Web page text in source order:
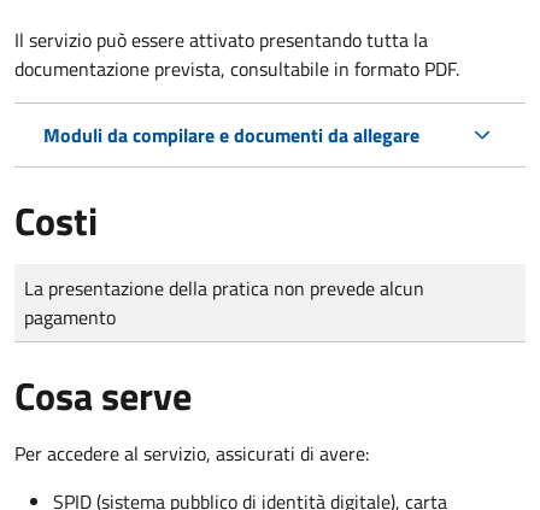
Il servizio può essere attivato presentando tutta la
documentazione prevista, consultabile in formato PDF.
Moduli da compilare e documenti da allegare
Costi
Tipo di pagamento
Importo
La presentazione della pratica non prevede alcun
pagamento
Cosa serve
Per accedere al servizio, assicurati di avere:
SPID (sistema pubblico di identità digitale), carta